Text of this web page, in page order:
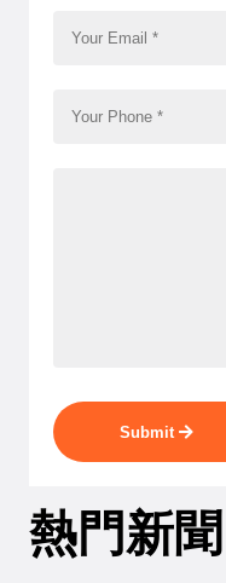
Submit
熱門新聞